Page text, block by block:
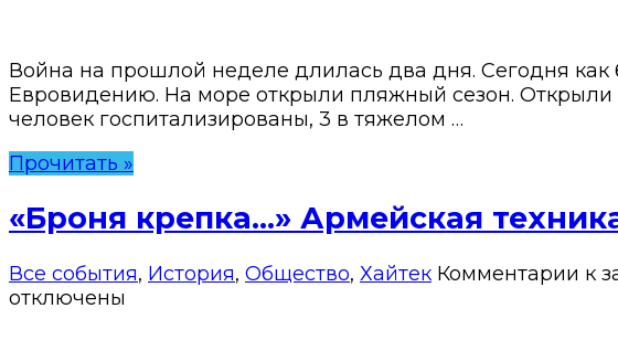
Война на прошлой неделе длилась два дня. Сегодня как
Евровидению. На море открыли пляжный сезон. Открыли
человек госпитализированы, 3 в тяжелом …
Прочитать »
«Броня крепка…» Армейская
Все события, История, Общество, Хайтек Комментарии к
отключены